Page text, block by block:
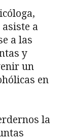
asiste a
a las
y
un
en
la